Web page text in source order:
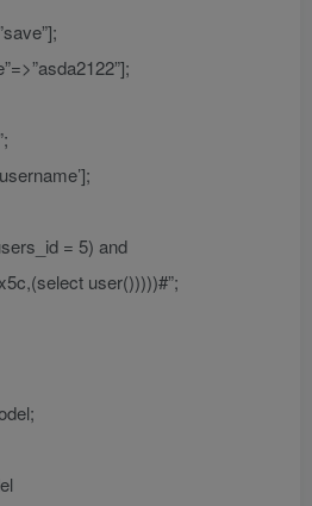
= 5) and
user()))))#”;